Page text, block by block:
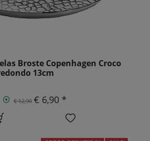
Broste Copenhagen Croco
13cm
€ 12,90 € 6,90 *